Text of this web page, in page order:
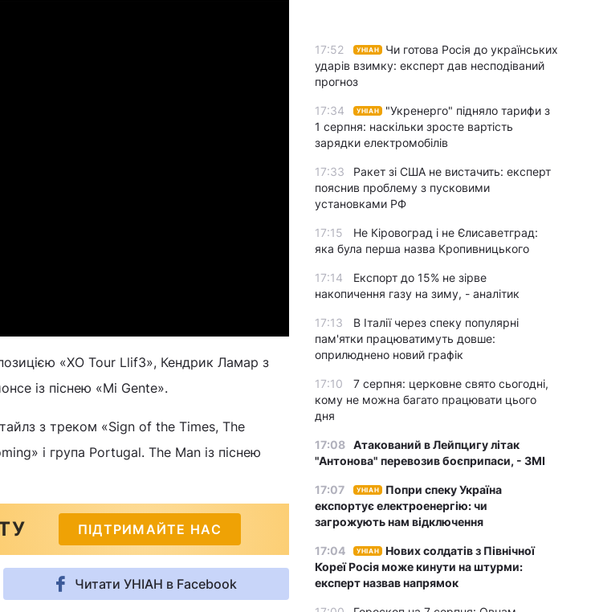
«XO Tour Llif3», Кендрик Ламар з
із піснею «Mi Gente».
з треком «Sign of the Times, The
і група Portugal. The Man із піснею
ПІДТРИМАЙТЕ НАС
Читати УНІАН в Facebook
17:52 УНІАН
Чи готова Росія до українських
ударів взимку: експерт дав несподіваний
прогноз
17:34 УНІАН
"Укренерго" підняло тарифи з
1 серпня: наскільки зросте вартість
зарядки електромобілів
17:33
Ракет зі США не вистачить: експерт
пояснив проблему з пусковими
установками РФ
17:15
Не Кіровоград і не Єлисаветград:
яка була перша назва Кропивницького
17:14
Експорт до 15% не зірве
накопичення газу на зиму, - аналітик
17:13
В Італії через спеку популярні
пам'ятки працюватимуть довше:
оприлюднено новий графік
17:10
7 серпня: церковне свято сьогодні,
кому не можна багато працювати цього
дня
17:08 Атакований в Лейпцигу літак
"Антонова" перевозив боєприпаси, - ЗМІ
17:07 УНІАН
Попри спеку Україна
експортує електроенергію: чи
загрожують нам відключення
17:04 УНІАН
Нових солдатів з Північної
Кореї Росія може кинути на штурми:
експерт назвав напрямок